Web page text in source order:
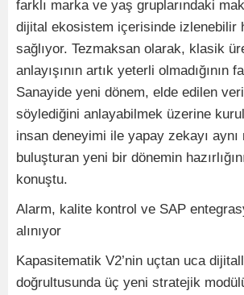
farklı marka ve yaş gruplarındaki
dijital ekosistem içerisinde izlenebilir
sağlıyor. Tezmaksan olarak, klasik
anlayışının artık yeterli olmadığının
Sanayide yeni dönem, elde edilen
söylediğini anlayabilmek üzerine
insan deneyimi ile yapay zekayı aynı
buluşturan yeni bir dönemin
konuştu.
Alarm, kalite kontrol ve SAP
alınıyor
Kapasitematik V2’nin uçtan uca
doğrultusunda üç yeni stratejik